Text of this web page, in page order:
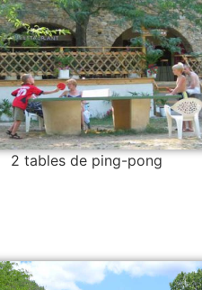
2 tables de ping-pong